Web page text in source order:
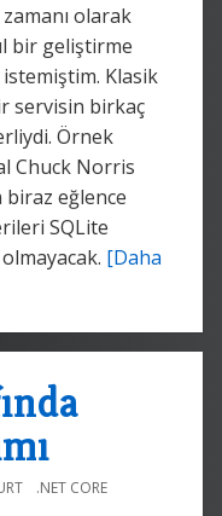
zamanı olarak
bir geliştirme
Klasik
servisin birkaç
Örnek
Chuck Norris
biraz eğlence
SQLite
[Daha
.NET CORE